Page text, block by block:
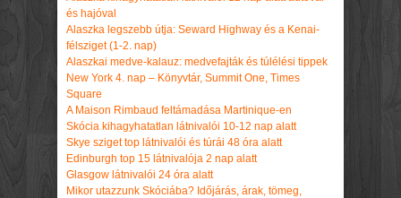
és hajóval
Alaszka legszebb útja: Seward Highway és a Kenai-
félsziget (1-2. nap)
Alaszkai medve-kalauz: medvefajták és túlélési tippek
New York 4. nap – Könyvtár, Summit One, Times
Square
A Maison Rimbaud feltámadása Martinique-en
Skócia kihagyhatatlan látnivalói 10-12 nap alatt
Skye sziget top látnivalói és túrái 48 óra alatt
Edinburgh top 15 látnivalója 2 nap alatt
Glasgow látnivalói 24 óra alatt
Mikor utazzunk Skóciába? Időjárás, árak, tömeg,